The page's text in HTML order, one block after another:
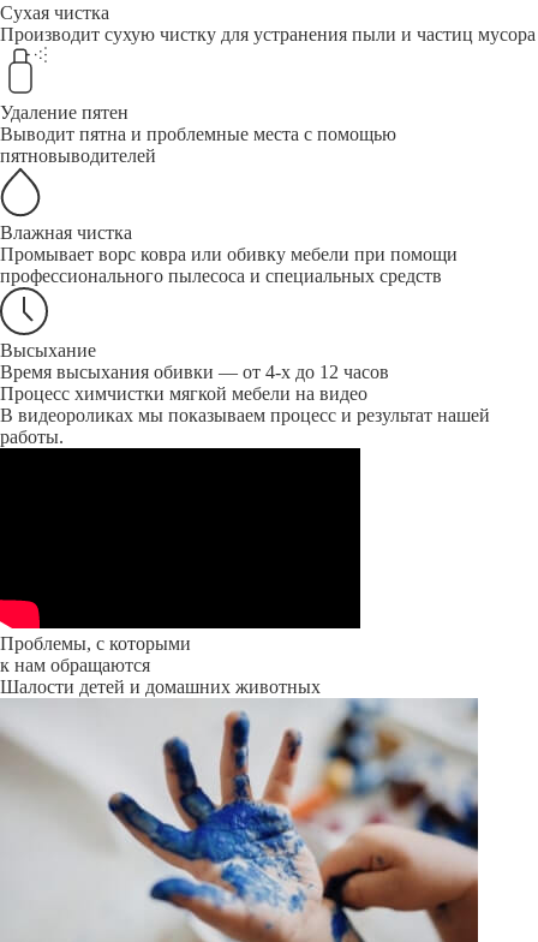
Сухая чистка
Производит сухую чистку для устранения пыли и частиц мусора
Удаление пятен
Выводит пятна и проблемные места с помощью
пятновыводителей
Влажная чистка
Промывает ворс ковра или обивку мебели при помощи
профессионального пылесоса и специальных средств
Высыхание
Время высыхания обивки — от 4-х до 12 часов
Процесс химчистки мягкой мебели на видео
В видеороликах мы показываем процесс и результат нашей
работы.
Проблемы, с которыми
к нам обращаются
Шалости детей и домашних животных